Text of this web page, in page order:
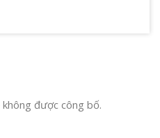
được công bố.